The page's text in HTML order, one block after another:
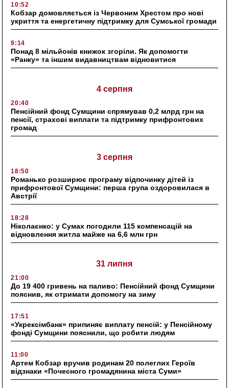
10:52
Кобзар домовляється із Червоним Хрестом про нові
укриття та енергетичну підтримку для Сумської громади
9:14
Понад 8 мільйонів книжок згоріли. Як допомогти
«Ранку» та іншим видавництвам відновитися
4 серпня
20:40
Пенсійний фонд Сумщини спрямував 0,2 млрд грн на
пенсії, страхові виплати та підтримку прифронтових
громад
3 серпня
18:50
Романько розширює програму відпочинку дітей із
прифронтової Сумщини: перша група оздоровилася в
Австрії
18:28
Ніколаєнко: у Сумах погодили 115 компенсацій на
відновлення житла майже на 6,6 млн грн
31 липня
21:00
До 19 400 гривень на паливо: Пенсійний фонд Сумщини
пояснив, як отримати допомогу на зиму
17:51
«Укрексімбанк» припиняє виплату пенсій: у Пенсійному
фонді Сумщини пояснили, що робити людям
11:00
Артем Кобзар вручив родинам 20 полеглих Героїв
відзнаки «Почесного громадянина міста Суми»